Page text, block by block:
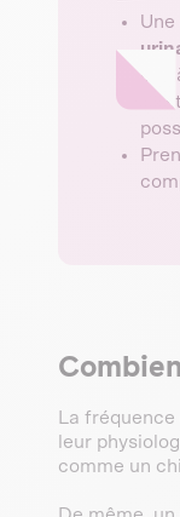
Une
pas
Il
La
leur
comme un